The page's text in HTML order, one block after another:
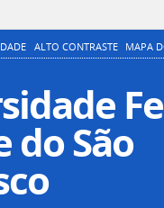
Acesso à
ALTO CONTRASTE MAPA
do São